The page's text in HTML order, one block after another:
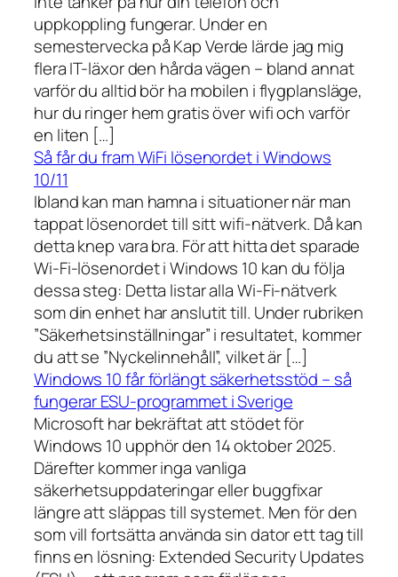
uppkoppling fungerar. Under en
semestervecka på Kap Verde lärde jag mig
flera IT-läxor den hårda vägen – bland annat
varför du alltid bör ha mobilen i flygplansläge,
hur du ringer hem gratis över wifi och varför
en liten […]
Så får du fram WiFi lösenordet i Windows
10/11
Ibland kan man hamna i situationer när man
tappat lösenordet till sitt wifi-nätverk. Då kan
detta knep vara bra. För att hitta det sparade
Wi-Fi-lösenordet i Windows 10 kan du följa
dessa steg: Detta listar alla Wi-Fi-nätverk
som din enhet har anslutit till. Under rubriken
”Säkerhetsinställningar” i resultatet, kommer
du att se ”Nyckelinnehåll”, vilket är […]
Windows 10 får förlängt säkerhetsstöd – så
fungerar ESU-programmet i Sverige
Microsoft har bekräftat att stödet för
Windows 10 upphör den 14 oktober 2025.
Därefter kommer inga vanliga
säkerhetsuppdateringar eller buggfixar
längre att släppas till systemet. Men för den
som vill fortsätta använda sin dator ett tag till
finns en lösning: Extended Security Updates